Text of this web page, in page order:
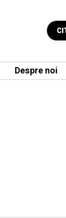
Despre noi